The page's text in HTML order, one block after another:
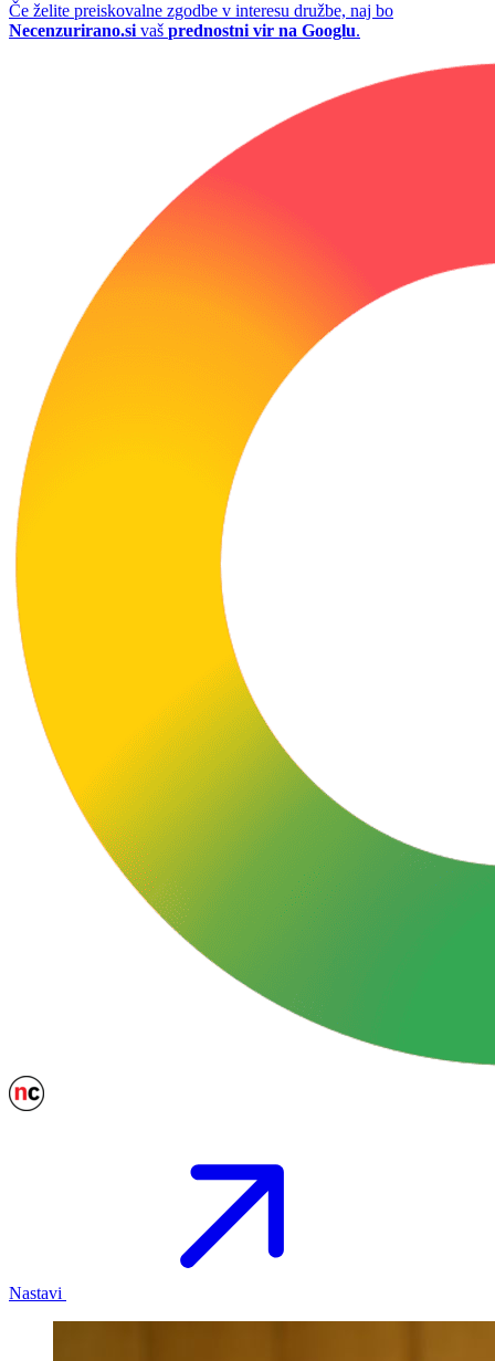
Če želite preiskovalne zgodbe v interesu družbe, naj bo
Necenzurirano.si vaš prednostni vir na Googlu.
Nastavi